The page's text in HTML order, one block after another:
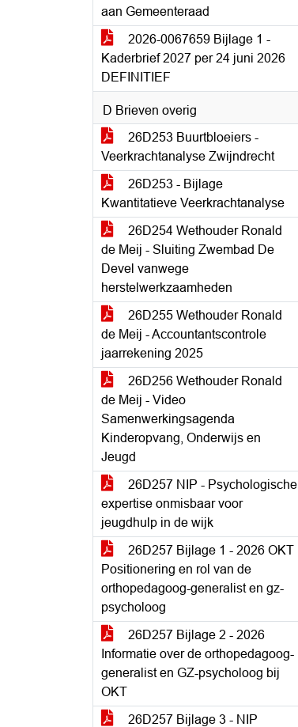
aan Gemeenteraad
2026-0067659 Bijlage 1 -
Kaderbrief 2027 per 24 juni 2026
DEFINITIEF
D Brieven overig
26D253 Buurtbloeiers -
Veerkrachtanalyse Zwijndrecht
26D253 - Bijlage
Kwantitatieve Veerkrachtanalyse
26D254 Wethouder Ronald
de Meij - Sluiting Zwembad De
Devel vanwege
herstelwerkzaamheden
26D255 Wethouder Ronald
de Meij - Accountantscontrole
jaarrekening 2025
26D256 Wethouder Ronald
de Meij - Video
Samenwerkingsagenda
Kinderopvang, Onderwijs en
Jeugd
26D257 NIP - Psychologische
expertise onmisbaar voor
jeugdhulp in de wijk
26D257 Bijlage 1 - 2026 OKT
Positionering en rol van de
orthopedagoog-generalist en gz-
psycholoog
26D257 Bijlage 2 - 2026
Informatie over de orthopedagoog-
generalist en GZ-psycholoog bij
OKT
26D257 Bijlage 3 - NIP